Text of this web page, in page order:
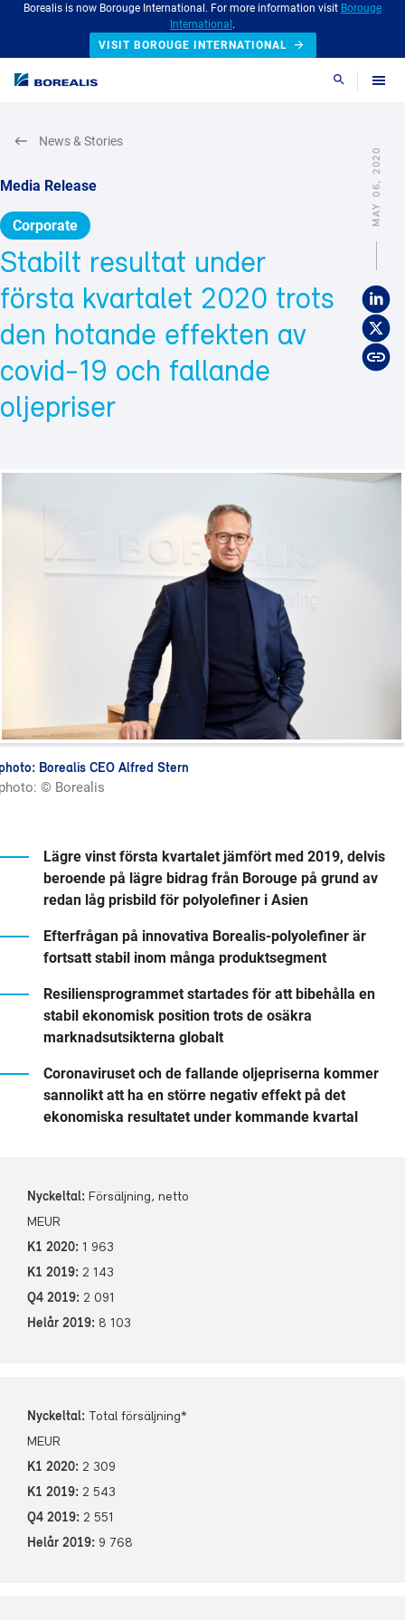
Borealis is now Borouge International. For more information visit Borouge
International .
VISIT BOROUGE INTERNATIONAL
Search
MAY 06, 2020
Media Release
Corporate
Stabilt resultat under
första kvartalet 2020 trots
den hotande effekten av
covid-19 och fallande
oljepriser
News & Stories
Borealis CEO Alfred Stern
© Borealis
Lägre vinst första kvartalet jämfört med 2019, delvis
beroende på lägre bidrag från Borouge på grund av
redan låg prisbild för polyolefiner i Asien
Efterfrågan på innovativa Borealis-polyolefiner är
fortsatt stabil inom många produktsegment
Resiliensprogrammet startades för att bibehålla en
stabil ekonomisk position trots de osäkra
marknadsutsikterna globalt
Coronaviruset och de fallande oljepriserna kommer
sannolikt att ha en större negativ effekt på det
ekonomiska resultatet under kommande kvartal
Försäljning, netto
MEUR
1 963
2 143
2 091
8 103
Total försäljning*
MEUR
2 309
2 543
2 551
9 768